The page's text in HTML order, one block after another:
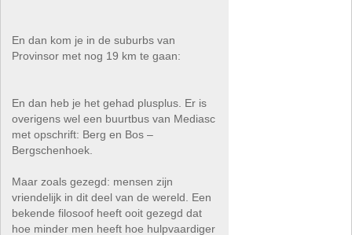
En dan kom je in de suburbs van
Provinsor met nog 19 km te gaan:
En dan heb je het gehad plusplus. Er is
overigens wel een buurtbus van Mediasc
met opschrift: Berg en Bos –
Bergschenhoek.
Maar zoals gezegd: mensen zijn
vriendelijk in dit deel van de wereld. Een
bekende filosoof heeft ooit gezegd dat
hoe minder men heeft hoe hulpvaardiger